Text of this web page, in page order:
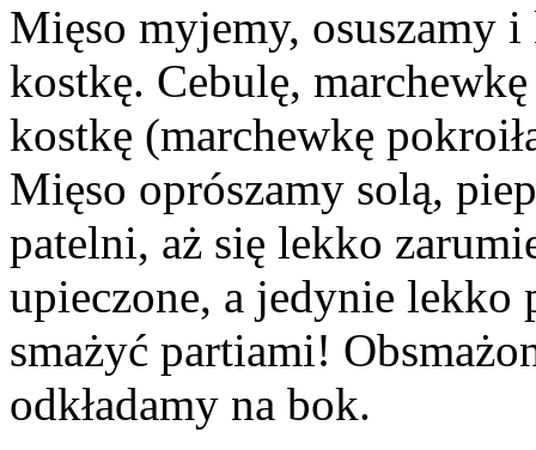
Mięso myjemy, osuszamy
kostkę. Cebulę,
kostkę (marchewkę
Mięso oprószamy solą,
patelni, aż się lekko
upieczone, a jedynie lekko
smażyć partiami!
odkładamy na bok.